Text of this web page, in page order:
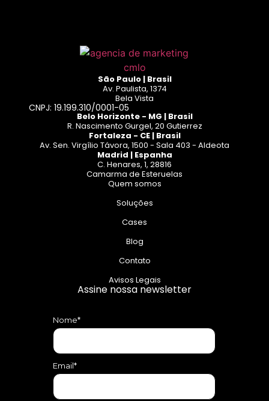
São Paulo | Brasil
Av. Paulista, 1374
Bela Vista
CNPJ: 19.199.310/0001-05
Belo Horizonte - MG | Brasil
R. Nascimento Gurgel, 20 Gutierrez
Fortaleza - CE | Brasil
Av. Sen. Virgílio Távora, 1500 - Sala 403 - Aldeota
Madrid | Espanha
C. Henares, 1, 28816
Camarma de Esteruelas
Quem somos
Soluções
Cases
Blog
Contato
Avisos Legais
Assine nossa newsletter
Nome*
Email*